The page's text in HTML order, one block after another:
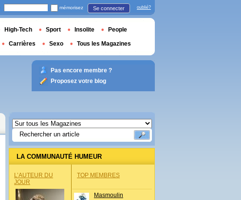
LA COMMUNAUTÉ HUMEUR
L’AUTEUR DU
JOUR
TOP MEMBRES
Masmoulin
mémorisez Se connecter oublié?
High-Tech Sport Insolite People
Carrières Sexo Tous les Magazines
Pas encore membre ?
Proposez votre blog